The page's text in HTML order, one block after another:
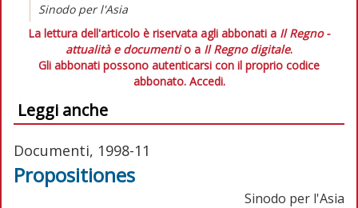
Sinodo per l'Asia
La lettura dell'articolo è riservata agli abbonati a Il Regno -
attualità e documentio a Il Regno digitale.
Gli abbonati possono autenticarsi con il proprio codice
abbonato. Accedi.
Leggi anche
Documenti, 1998-11
Propositiones
Sinodo per l'Asia